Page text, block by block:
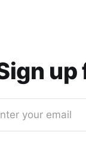
up
your email